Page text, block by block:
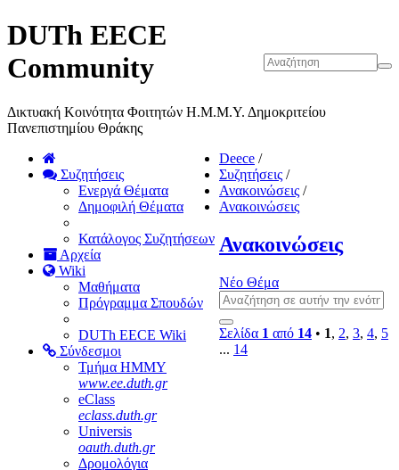
DUTh EECE
Community
Δικτυακή Κοινότητα Φοιτητών Η.Μ.Μ.Υ. Δημοκριτείου
Πανεπιστημίου Θράκης
Συζητήσεις
Ενεργά Θέματα
Δημοφιλή Θέματα
Κατάλογος Συζητήσεων
Αρχεία
Wiki
Μαθήματα
Πρόγραμμα Σπουδών
DUTh EECE Wiki
Σύνδεσμοι
Τμήμα ΗΜΜΥ
www.ee.duth.gr
eClass
eclass.duth.gr
Universis
oauth.duth.gr
Δρομολόγια
Deece /
Συζητήσεις /
Ανακοινώσεις /
Ανακοινώσεις
Ανακοινώσεις
Νέο Θέμα
Σελίδα 1 από 14 • 1, 2, 3, 4, 5
... 14